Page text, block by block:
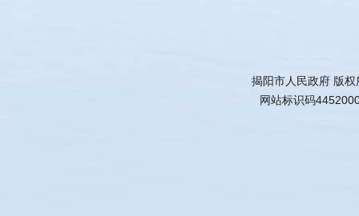
揭阳市人民政府 版
网站标识码